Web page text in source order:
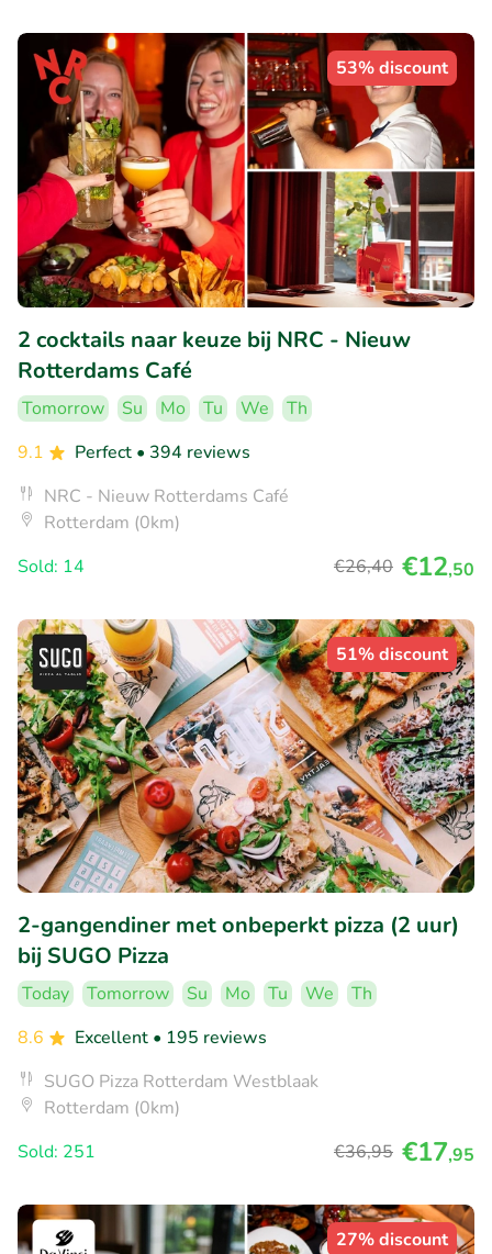
53% discount
2 cocktails naar keuze bij NRC - Nieuw
Rotterdams Café
Tomorrow Su Mo Tu We
Th
9.1
Perfect • 394 reviews
NRC - Nieuw Rotterdams Café
Rotterdam (0km)
Sold: 14
€26,40 €12,50
51% discount
2-gangendiner met onbeperkt pizza (2 uur)
bij SUGO Pizza
Today Tomorrow Su Mo Tu We
Th
8.6
Excellent • 195 reviews
SUGO Pizza Rotterdam Westblaak
Rotterdam (0km)
Sold: 251
€36,95 €17,95
27% discount